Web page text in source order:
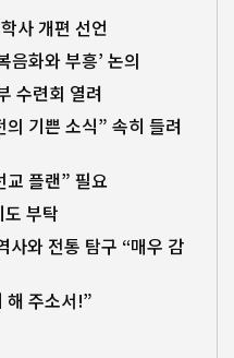
사 개편 선언
음화와 부흥’ 논의
수련회 열려
기쁜 소식” 속히 들려
교 플랜” 필요
부탁
사와 전통 탐구 “매우 감
해 주소서!”